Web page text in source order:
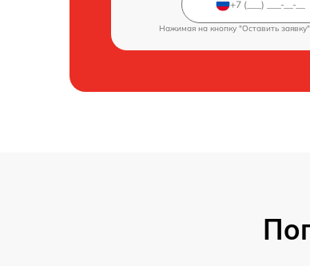
Нажимая на кнопку "Оставить